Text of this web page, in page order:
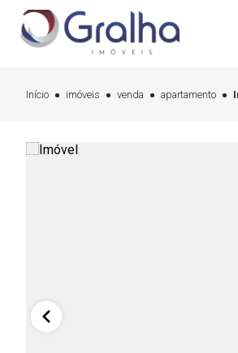
Início imóveis venda apartamento